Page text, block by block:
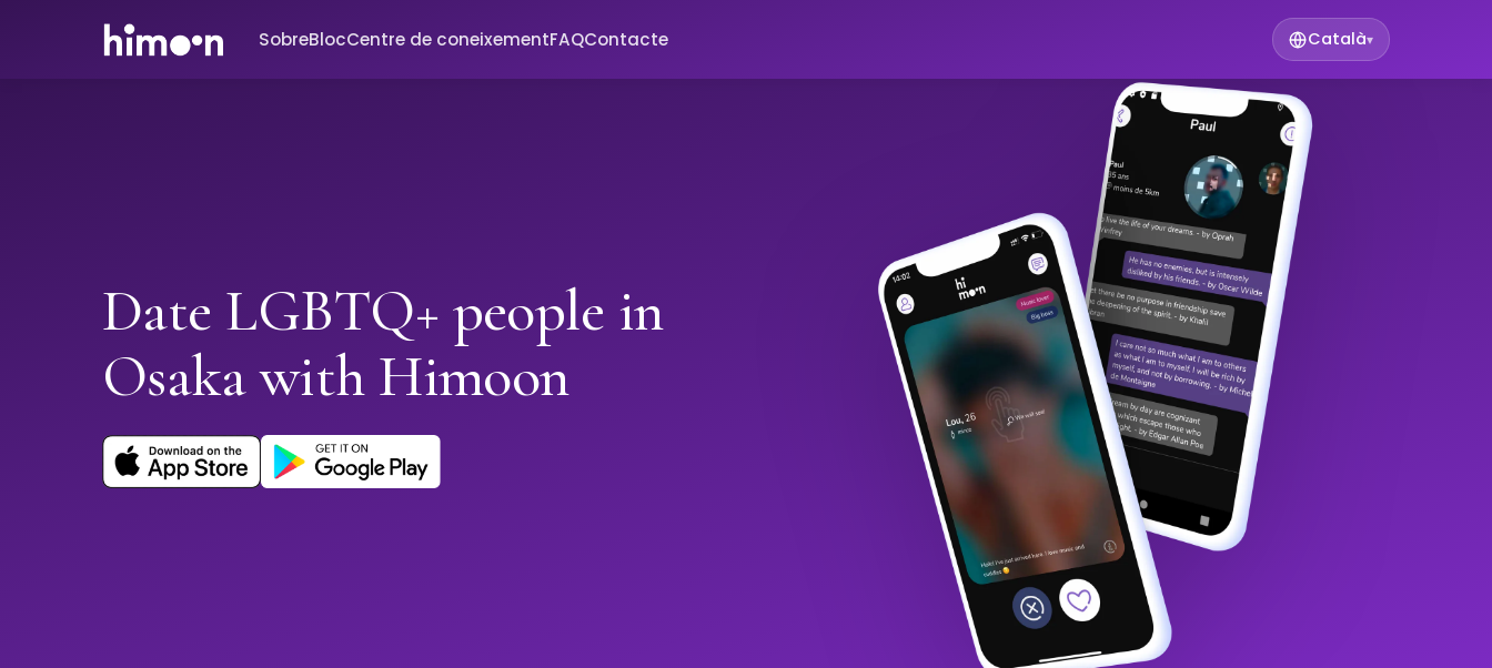
SobreBlocCentre de coneixementFAQContacte Català▾
Date LGBTQ+ people in
Osaka with Himoon